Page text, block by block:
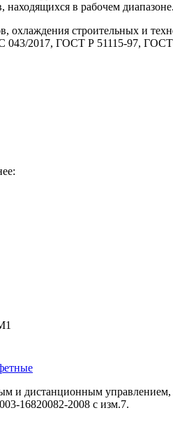
находящихся в рабочем диапазоне.
строительных и
043/2017, ГОСТ Р 51115-97,
дистанционным
16820082-2008 с изм.7.